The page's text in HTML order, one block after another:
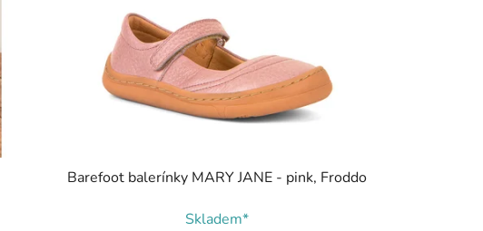
Barefoot balerínky MARY JANE - pink, Froddo
Skladem*